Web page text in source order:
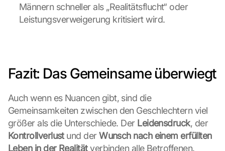
Männern schneller als „Realitätsflucht“ oder
Leistungsverweigerung kritisiert wird.
Fazit: Das Gemeinsame überwiegt
Auch wenn es Nuancen gibt, sind die
Gemeinsamkeiten zwischen den Geschlechtern viel
größer als die Unterschiede. Der Leidensdruck
Kontrollverlust und der Wunsch nach einem erfüllten
Leben in der Realität verbinden alle Betroffenen.
a
s
r
t
z
u
.
D
a